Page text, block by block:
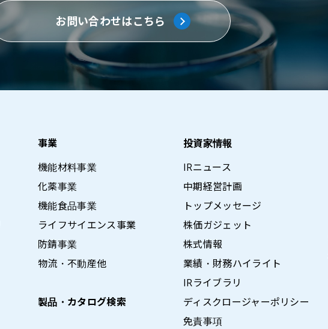
お問い合わせはこちら
事業
機能材料事業
化薬事業
機能食品事業
ライフサイエンス事業
防錆事業
物流・不動産他
製品・カタログ検索
投資家情報
IRニュース
中期経営計画
トップメッセージ
株価ガジェット
株式情報
業績・財務ハイライト
IRライブラリ
ディスクロージャーポリシー
免責事項